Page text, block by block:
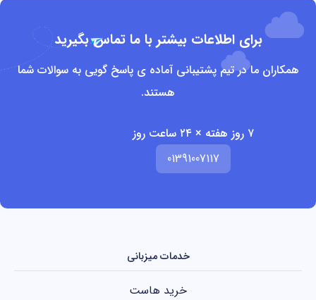
برای اطلاعات بیشتر با ما تماس بگیرید
همکاران ما در تیم پشتیبانی آماده ی پاسخ گویی به سوالات شما
هستند.
۷ روز هفته × ۲۴ ساعت روز
01391007117
خدمات میزبانی
خرید هاست